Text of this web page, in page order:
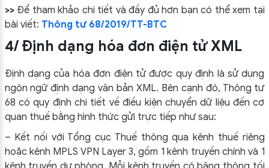
>>Để tham khảo chi tiết và đầy đủ hơn bạn có thể xem tại
bài viết: Thông tư 68/2019/TT-BTC
4/ Định dạng hóa đơn điện tử XML
Định dạng của hóa đơn điện tử được quy định là sử dụng
ngôn ngữ định dạng văn bản XML. Bên cạnh đó, Thông tư
68 có quy định chi tiết về điều kiện chuyển dữ liệu đến cơ
quan thuế bằng hình thức gửi trực tiếp như sau:
– Kết nối với Tổng cục Thuế thông qua kênh thuế riêng
hoặc kênh MPLS VPN Layer 3, gồm 1 kênh truyền chính và 1